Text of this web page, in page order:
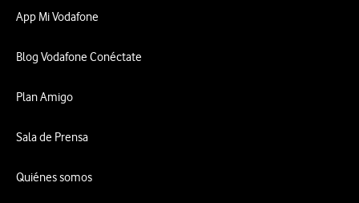
App Mi Vodafone
Blog Vodafone Conéctate
Plan Amigo
Sala de Prensa
Quiénes somos